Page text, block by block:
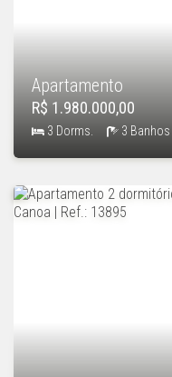
Apartamento
R$ 1.980.000,00
3 Dorms. 3 Banhos